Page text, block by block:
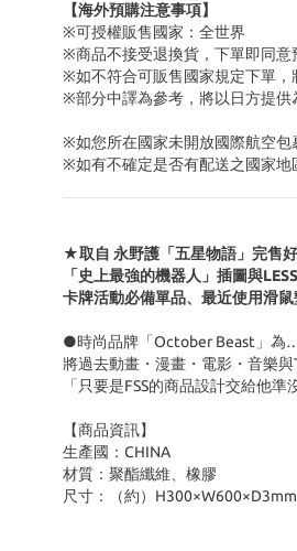
【海外預購注意事項】
※可授權販售國家：全世界
※商品不接受退換貨，下單即同意
※如不符合可販售國家規定下單，
※部分中譯為參考，將以日方提供
※如您所在國家未開放國際航空包
※如有不確定是否有配送之國家地
★取自 永野護「五星物語」完售
「史上最強的機器人」插圖與
卡牌活動必備單品、最近使用滑
●時尚品牌「October Beast」
將過去動畫・漫畫・電影・音樂與
「只要是FSS的商品設計交給他準
【商品資訊】
生產國：CHINA
材質：聚酯纖維、橡膠
尺寸：（約）H300×W600×D3mm